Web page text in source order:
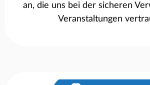
an, die uns bei der sicheren
Veranstaltungen